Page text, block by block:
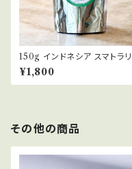
150g インドネシア スマトラ
トン ウェットハル INDONESI
A SUMATRA LINGTONG
WET HULLED 浅煎り コ
¥1,800
その他の商品